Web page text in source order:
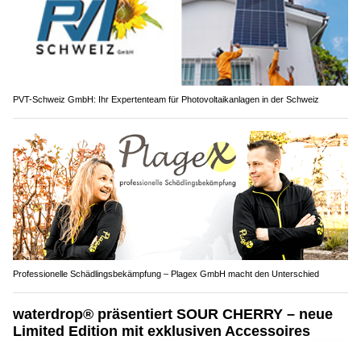
PVT-Schweiz GmbH: Ihr Expertenteam für Photovoltaikanlagen in der Schweiz
Professionelle Schädlingsbekämpfung – Plagex GmbH macht den Unterschied
waterdrop® präsentiert SOUR CHERRY – neue
Limited Edition mit exklusiven Accessoires